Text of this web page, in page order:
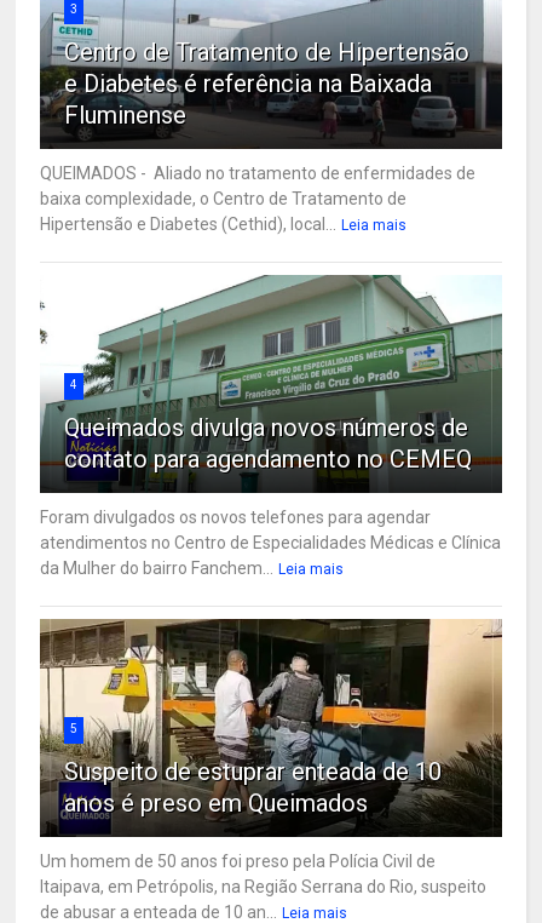
3
Centro de Tratamento de Hipertensão
e Diabetes é referência na Baixada
Fluminense
QUEIMADOS - Aliado no tratamento de enfermidades de
baixa complexidade, o Centro de Tratamento de
Hipertensão e Diabetes (Cethid), local...
Leia mais
4
Queimados divulga novos números de
contato para agendamento no CEMEQ
Foram divulgados os novos telefones para agendar
atendimentos no Centro de Especialidades Médicas e Clínica
da Mulher do bairro Fanchem...
Leia mais
5
Suspeito de estuprar enteada de 10
anos é preso em Queimados
Um homem de 50 anos foi preso pela Polícia Civil de
Itaipava, em Petrópolis, na Região Serrana do Rio, suspeito
de abusar a enteada de 10 an...
Leia mais